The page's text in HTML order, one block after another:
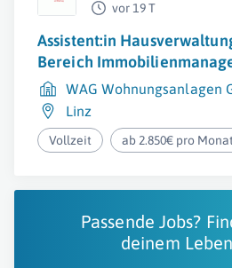
vor 19 T
Assistent:in
Bereich
WAG Wohnungsanlagen
Linz
Vollzeit ab 2.850€ pro Monat
Passende Jobs?
deinem